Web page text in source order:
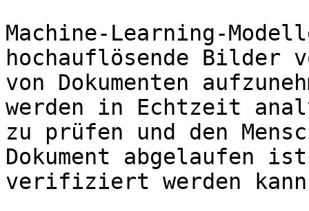
Machine-Learning-
hochauflösende Bilder
von Dokumenten
werden in Echtzeit
zu prüfen und den
Dokument abgelaufen
verifiziert werden